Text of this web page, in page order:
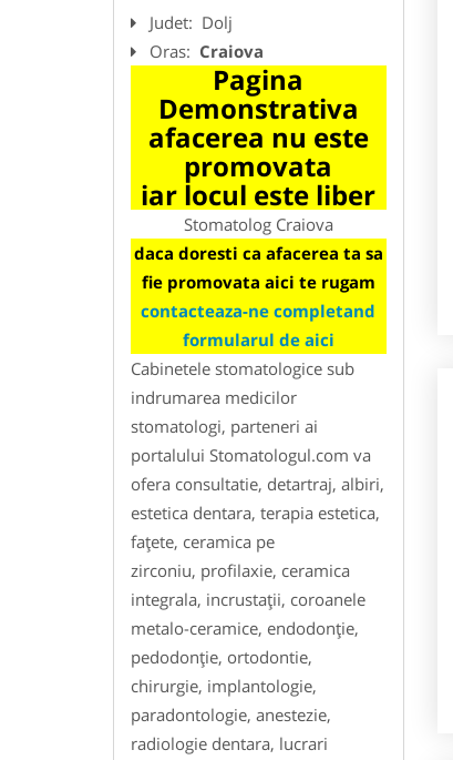
Judet: Dolj
Oras: Craiova
Pagina
Demonstrativa
afacerea nu este
promovata
iar locul este liber
Stomatolog Craiova
daca doresti ca afacerea ta sa
fie promovata aici te rugam
contacteaza-ne completand
formularul de aici
Cabinetele stomatologice sub
indrumarea medicilor
stomatologi, parteneri ai
portalului Stomatologul.com va
ofera consultatie, detartraj, albiri,
estetica dentara, terapia estetica,
faţete, ceramica pe
zirconiu, profilaxie, ceramica
integrala, incrustaţii, coroanele
metalo-ceramice, endodonţie,
pedodonţie, ortodontie,
chirurgie, implantologie,
paradontologie, anestezie,
radiologie dentara, lucrari